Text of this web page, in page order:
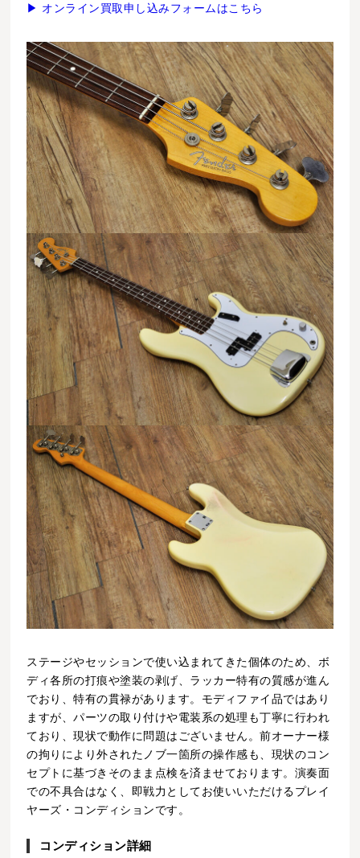
▶ オンライン買取申し込みフォームはこちら
ステージやセッションで使い込まれてきた個体のため、ボ
ディ各所の打痕や塗装の剥げ、ラッカー特有の質感が進ん
でおり、特有の貫禄があります。モディファイ品ではあり
ますが、パーツの取り付けや電装系の処理も丁寧に行われ
ており、現状で動作に問題はございません。前オーナー様
の拘りにより外されたノブ一箇所の操作感も、現状のコン
セプトに基づきそのまま点検を済ませております。演奏面
での不具合はなく、即戦力としてお使いいただけるプレイ
ヤーズ・コンディションです。
コンディション詳細